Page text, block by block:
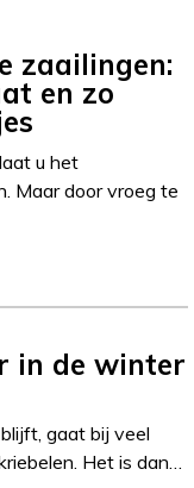
zaailingen:
en zo
u het
Maar door vroeg te
in de winter
gaat bij veel
Het is dan…